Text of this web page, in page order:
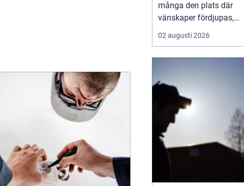
många den plats där
vänskaper fördjupas,
grupper formas och
viktiga samtal får tid och
konfirmationsläger,
föreningshelg, skolresa
eller konferens med
övernattning, ...
02 augusti 2026